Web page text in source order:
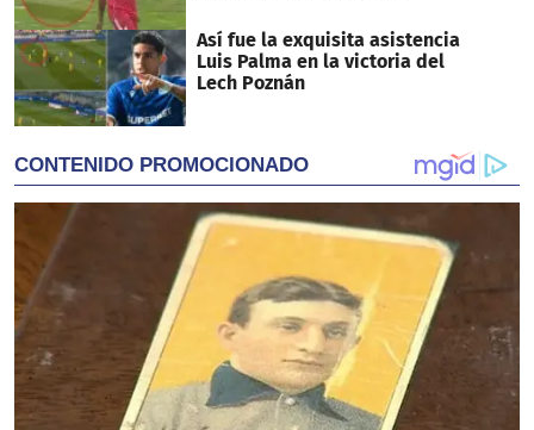
Así fue la exquisita asistencia
Luis Palma en la victoria del
Lech Poznán